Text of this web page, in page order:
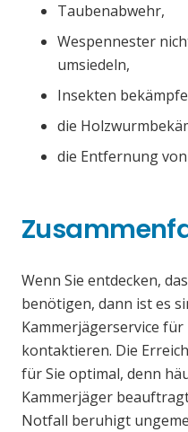
Taubenabwehr,
Wespennester
umsiedeln,
Insekten
die
die Entfernung
Wenn Sie entdecken,
benötigen, dann ist es
Kammerjägerservice
kontaktieren. Die
für Sie optimal, denn
Kammerjäger
Notfall beruhigt